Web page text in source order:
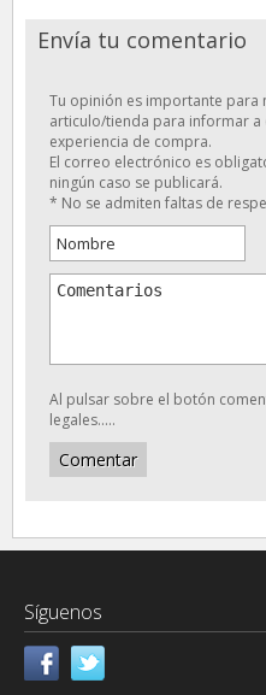
Envía tu comentario
Tu opinión es importante para
articulo/tienda para informar
experiencia de compra.
El correo electrónico es
ningún caso se publicará.
* No se admiten faltas de
Al pulsar sobre el botón
legales.....
Síguenos